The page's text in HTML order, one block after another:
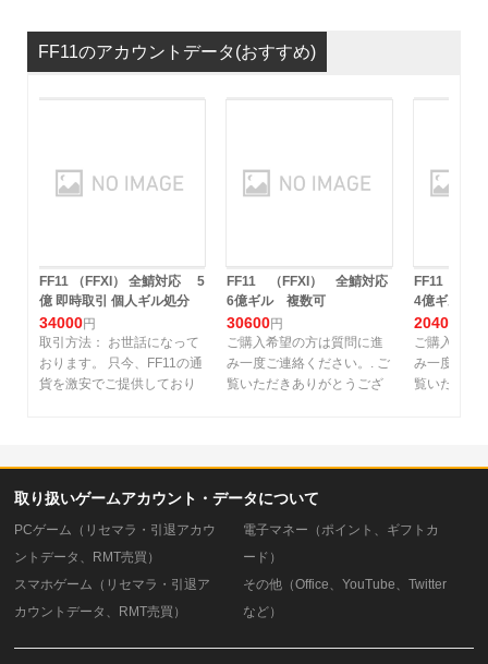
FF11のアカウントデータ(おすすめ)
FF11 （FFXI） 全鯖対応 5
億 即時取引 個人ギル処分
34000円
取引方法： お世話になって
おります。 只今、FF11の通
貨を激安でご提供しており
FF11 （FFXI） 全鯖対応
6億ギル 複数可
30600円
ご購入希望の方は質問に進
み一度ご連絡ください。. ご
覧いただきありがとうござ
FF11 （
4億ギル 複
20400
ご購入希望
み一度ご連
覧いただき
取り扱いゲームアカウント・データについて
PCゲーム（リセマラ・引退アカウ
ントデータ、RMT売買）
スマホゲーム（リセマラ・引退ア
カウントデータ、RMT売買）
電子マネー（ポイント、ギフトカ
ード）
その他（Office、YouTube、Twitter
など）